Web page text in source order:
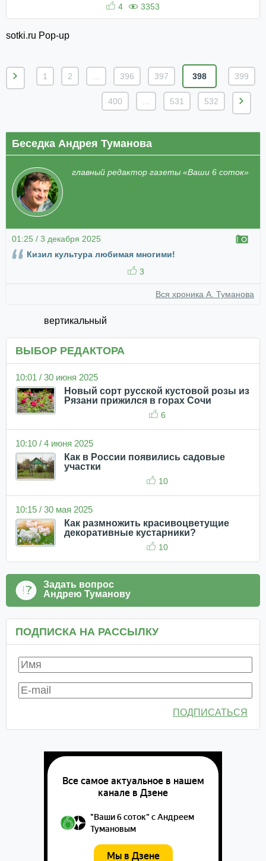
4 3353
sotki.ru Pop-up
1 2 396 397 398 399
400 531 532
Беседка Андрея Туманова
главный редактор газеты «Ваши 6 соток»
01:25 / 3 декабря 2025
Кизил культура любимая многими!
3
Вся хроника А. Туманова
вертикальный
ВЫБОР РЕДАКТОРА
10:01 / 30 июня 2025
Новый сорт русской кустовой розы из
Рязани прижился в горах Сочи
6
10:10 / 4 июня 2025
Как в России появились садовые
участки
10
10:15 / 30 мая 2025
Как размножить красивоцветущие
декоративные кустарники?
10
Задать вопрос
Андрею Туманову
ПОДПИСКА НА РАССЫЛКУ
ПОДПИСАТЬСЯ